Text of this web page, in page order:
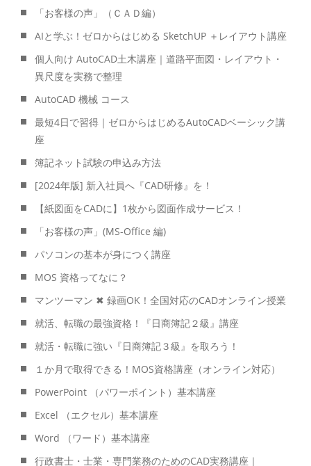
「お客様の声」（ＣＡＤ編）
AIと学ぶ！ゼロからはじめる SketchUP ＋レイアウト講座
個人向け AutoCAD土木講座｜道路平面図・レイアウト・
異尺度を実務で整理
AutoCAD 機械 コース
最短4日で習得｜ゼロからはじめるAutoCADベーシック講
座
簿記ネット試験の申込み方法
[2024年版] 新入社員へ『CAD研修』を！
【紙図面をCADに】1枚から図面作成サービス！
「お客様の声」(MS-Office 編)
パソコンの基本が身につく講座
MOS 資格ってなに？
マンツーマン ✖ 録画OK！全国対応のCADオンライン授業
就活、転職の最強資格！『日商簿記２級』講座
就活・転職に強い『日商簿記３級』を取ろう！
１か月で取得できる！MOS資格講座（オンライン対応）
PowerPoint （パワーポイント）基本講座
Excel （エクセル）基本講座
Word （ワード）基本講座
行政書士・士業・専門業務のためのCAD実務講座｜